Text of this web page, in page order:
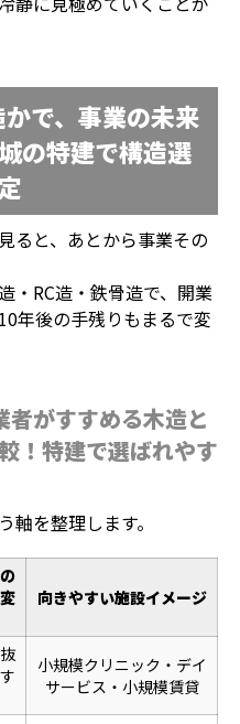
で、事業の未来
の特建で構造選
ると、あとから事業その
・RC造・鉄骨造で、開業
年後の手残りもまるで変
がすすめる木造と
！特建で選ばれやす
軸を整理します。
向きやすい施設イメージ
小規模クリニック・デイ
サービス・小規模賃貸